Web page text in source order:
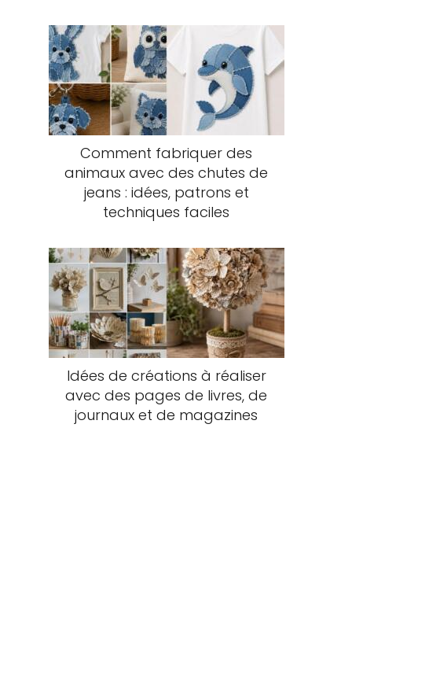
Comment fabriquer des
animaux avec des chutes de
jeans : idées, patrons et
techniques faciles
Idées de créations à réaliser
avec des pages de livres, de
journaux et de magazines